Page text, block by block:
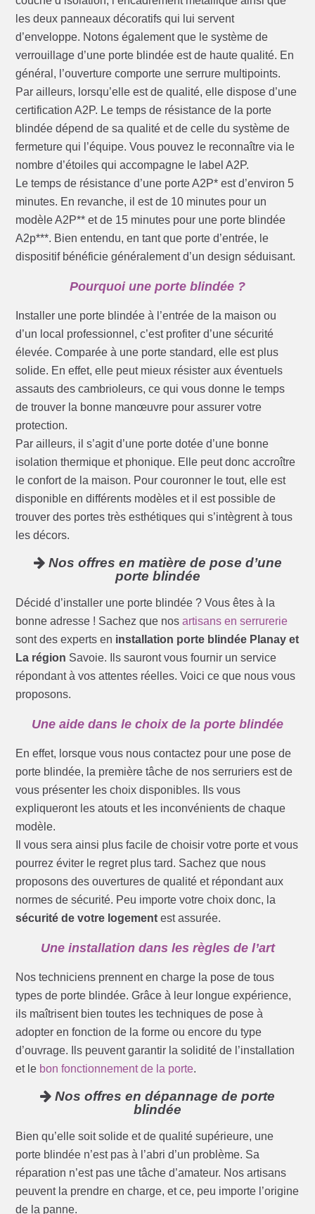
les deux panneaux décoratifs qui lui servent
d’enveloppe. Notons également que le système de
verrouillage d’une porte blindée est de haute qualité. En
général, l’ouverture comporte une serrure multipoints.
Par ailleurs, lorsqu’elle est de qualité, elle dispose d’une
certification A2P. Le temps de résistance de la porte
blindée dépend de sa qualité et de celle du système de
fermeture qui l’équipe. Vous pouvez le reconnaître via le
nombre d’étoiles qui accompagne le label A2P.
Le temps de résistance d’une porte A2P* est d’environ 5
minutes. En revanche, il est de 10 minutes pour un
modèle A2P** et de 15 minutes pour une porte blindée
A2p***. Bien entendu, en tant que porte d’entrée, le
dispositif bénéficie généralement d’un design séduisant.
Pourquoi une porte blindée ?
Installer une porte blindée à l’entrée de la maison ou
d’un local professionnel, c’est profiter d’une sécurité
élevée. Comparée à une porte standard, elle est plus
solide. En effet, elle peut mieux résister aux éventuels
assauts des cambrioleurs, ce qui vous donne le temps
de trouver la bonne manœuvre pour assurer votre
protection.
Par ailleurs, il s’agit d’une porte dotée d’une bonne
isolation thermique et phonique. Elle peut donc accroître
le confort de la maison. Pour couronner le tout, elle est
disponible en différents modèles et il est possible de
trouver des portes très esthétiques qui s’intègrent à tous
les décors.
Nos offres en matière de pose d’une
porte blindée
Décidé d’installer une porte blindée ? Vous êtes à la
bonne adresse ! Sachez que nosartisans en serrurerie
sont des experts en installation porte blindée Planay et
La région Savoie. Ils sauront vous fournir un service
répondant à vos attentes réelles. Voici ce que nous vous
proposons.
Une aide dans le choix de la porte blindée
En effet, lorsque vous nous contactez pour une pose de
porte blindée, la première tâche de nos serruriers est de
vous présenter les choix disponibles. Ils vous
expliqueront les atouts et les inconvénients de chaque
modèle.
Il vous sera ainsi plus facile de choisir votre porte et vous
pourrez éviter le regret plus tard. Sachez que nous
proposons des ouvertures de qualité et répondant aux
normes de sécurité. Peu importe votre choix donc, la
sécurité de votre logement est assurée.
Une installation dans les règles de l’art
Nos techniciens prennent en charge la pose de tous
types de porte blindée. Grâce à leur longue expérience,
ils maîtrisent bien toutes les techniques de pose à
adopter en fonction de la forme ou encore du type
d’ouvrage. Ils peuvent garantir la solidité de l’installation
et le bon fonctionnement de la porte.
Nos offres en dépannage de porte
blindée
Bien qu’elle soit solide et de qualité supérieure, une
porte blindée n’est pas à l’abri d’un problème. Sa
réparation n’est pas une tâche d’amateur. Nos artisans
peuvent la prendre en charge, et ce, peu importe l’origine
de la panne.